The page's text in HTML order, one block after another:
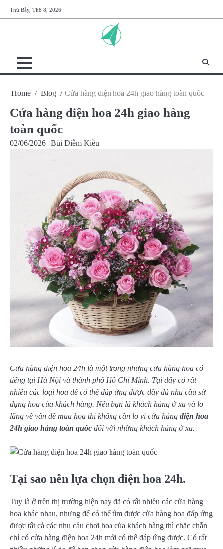
to
Thứ Bảy, Th8 8, 2026
Home Blog Cửa hàng điện hoa 24h giao hàng toàn quốc
Cửa hàng điện hoa 24h giao hàng
toàn quốc
02/06/2026 Bùi Diễm Kiều
Cửa hàng điện hoa 24h là một trong những cửa hàng hoa có
tiếng tại Hà Nội và thành phố Hồ Chí Minh. Tại đây có rất
nhiều các loại hoa để có thể đáp ứng được đầy đủ nhu cầu sử
dụng hoa của khách hàng. Nếu bạn là khách hàng ở xa và lo
lắng về vấn đề mua hoa thì không cần lo vì cửa hàng điện hoa
24h giao hàng toàn quốc đối với những khách hàng ở xa.
Tại sao nên lựa chọn điện hoa 24h.
Tuy là ở trên thị trường hiện nay đã có rất nhiều các cửa hàng
hoa khác nhau, nhưng để có thể tìm được cửa hàng hoa đáp ứng
được tất cả các nhu cầu chơi hoa của khách hàng thì chắc chắn
chỉ có cửa hàng điện hoa 24h mới có thể đáp ứng được. Có rất